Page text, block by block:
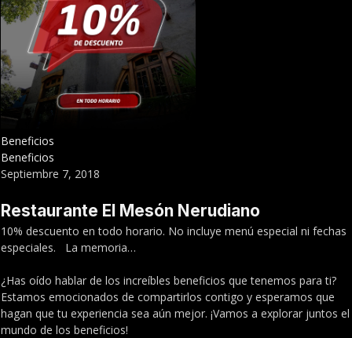
Beneficios
Beneficios
Septiembre 7, 2018
Restaurante El Mesón Nerudiano
10% descuento en todo horario. No incluye menú especial ni fechas
especiales. La memoria…
¿Has oído hablar de los increíbles beneficios que tenemos para ti?
Estamos emocionados de compartirlos contigo y esperamos que
hagan que tu experiencia sea aún mejor. ¡Vamos a explorar juntos el
mundo de los beneficios!